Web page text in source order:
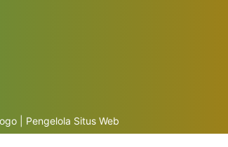
| Pengelola Situs Web